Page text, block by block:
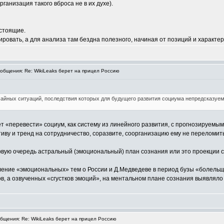
такого вброса не в их духе).
а для анализа там бездна полезного, начиная от позиций и
Re: WikiLeaks берет на прицел Россию
ситуаций, последствия которых для будущего развития социума
«перевести» социум, как систему из линейного развития, с
и тренд на сотрудничество, соразвите, соорганизацию ему не
очередь астральный (эмоциональный) план сознания или это проекции
«эмоциональных» тем о России и Д.Медведеве в период бузы
озвученных «сгустков эмоций», на ментальном плане сознания
Re: WikiLeaks берет на прицел Россию